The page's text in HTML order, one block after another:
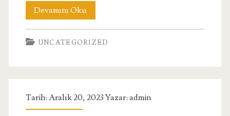
Devamını OkuAnkara
Sohbet
Siteleri
UNCATEGORIZED
Tarih: Aralık 20, 2023 Yazar: admin